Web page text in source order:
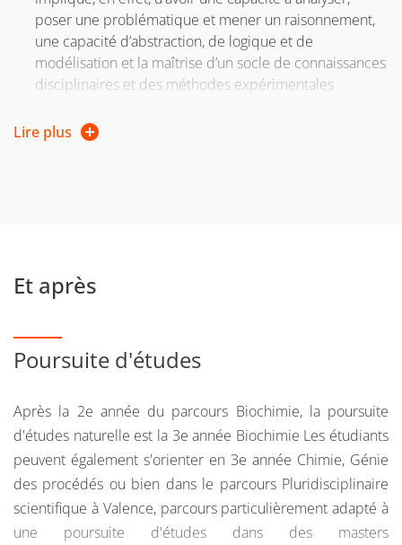
poser une problématique et mener un raisonnement,
une capacité d’abstraction, de logique et de
modélisation et la maîtrise d’un socle de connaissances
disciplinaires et des méthodes expérimentales
Disposer de compétences en communication. Cette
minimum ;
curiosité intellectuelle, une capacité à s’organiser et à
conduire ses apprentissages et, enfin, une aptitude à
durée.
Dans ces grands domaines et pour toutes les mentions de
licence scientifique, le lycéen doit attester a minima d’une
maîtrise correcte des principales compétences
scientifiques cibles de la classe de terminale.
Lire plus
Et après
Poursuite d'études
Après la 2e année du parcours Biochimie, la poursuite
d'études naturelle est la 3e année Biochimie Les étudiants
peuvent également s'orienter en 3e année Chimie, Génie
des procédés ou bien dans le parcours Pluridisciplinaire
scientifique à Valence, parcours particulièrement adapté à
une poursuite d'études dans des masters